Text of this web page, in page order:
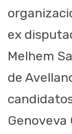
ex
Melhem
de
Genoveva